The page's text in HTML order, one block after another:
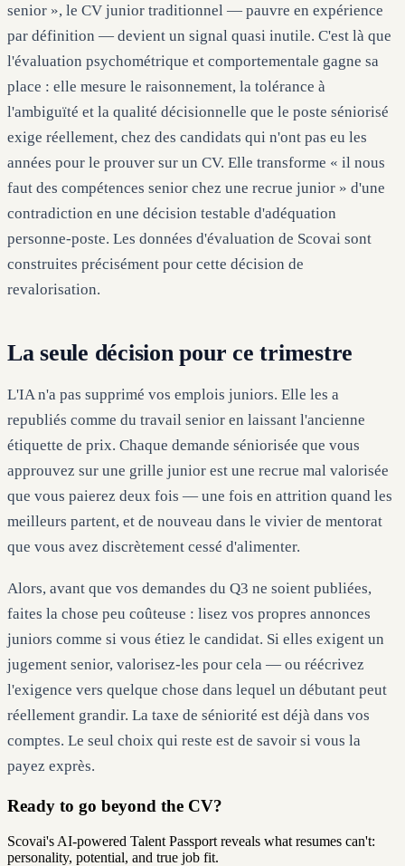
senior », le CV junior traditionnel — pauvre en expérience
par définition — devient un signal quasi inutile. C'est là que
l'évaluation psychométrique et comportementale gagne sa
place : elle mesure le raisonnement, la tolérance à
l'ambiguïté et la qualité décisionnelle que le poste séniorisé
exige réellement, chez des candidats qui n'ont pas eu les
années pour le prouver sur un CV. Elle transforme « il nous
faut des compétences senior chez une recrue junior » d'une
contradiction en une décision testable d'adéquation
personne-poste. Les données d'évaluation de Scovai sont
construites précisément pour cette décision de
revalorisation.
La seule décision pour ce trimestre
L'IA n'a pas supprimé vos emplois juniors. Elle les a
republiés comme du travail senior en laissant l'ancienne
étiquette de prix. Chaque demande séniorisée que vous
approuvez sur une grille junior est une recrue mal valorisée
que vous paierez deux fois — une fois en attrition quand les
meilleurs partent, et de nouveau dans le vivier de mentorat
que vous avez discrètement cessé d'alimenter.
Alors, avant que vos demandes du Q3 ne soient publiées,
faites la chose peu coûteuse : lisez vos propres annonces
juniors comme si vous étiez le candidat. Si elles exigent un
jugement senior, valorisez-les pour cela — ou réécrivez
l'exigence vers quelque chose dans lequel un débutant peut
réellement grandir. La taxe de séniorité est déjà dans vos
comptes. Le seul choix qui reste est de savoir si vous la
payez exprès.
Ready to go beyond the CV?
Scovai's AI-powered Talent Passport reveals what resumes can't:
personality, potential, and true job fit.